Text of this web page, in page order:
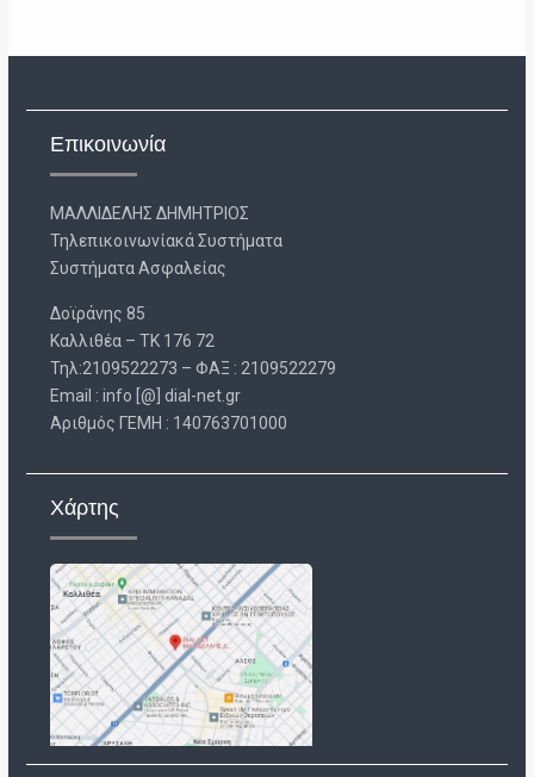
Επικοινωνία
ΜΑΛΛΙΔΕΛΗΣ ΔΗΜΗΤΡΙΟΣ
Τηλεπικοινωνίακά Συστήματα
Συστήματα Ασφαλείας
Δοϊράνης 85
Καλλιθέα – ΤΚ 176 72
Τηλ:2109522273 – ΦΑΞ : 2109522279
Email : info [@] dial-net.gr
Aριθμός ΓΕΜΗ : 140763701000
Χάρτης